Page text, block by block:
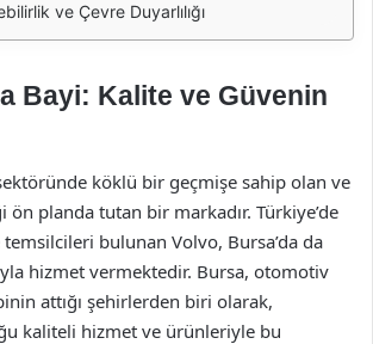
ve Çevre Duyarlılığı
Bayi: Kalite ve Güvenin
köklü bir geçmişe sahip olan ve
planda tutan bir markadır. Türkiye’de
bulunan Volvo, Bursa’da da
hizmet vermektedir. Bursa, otomotiv
attığı şehirlerden biri olarak,
kaliteli hizmet ve ürünleriyle bu